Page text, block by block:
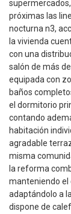
próximas las
nocturna n3,
la vivienda
con una
salón de más
equipada con
baños
el dormitorio
contando
habitación
agradable
misma
la reforma
manteniendo el
adaptándolo a
dispone de